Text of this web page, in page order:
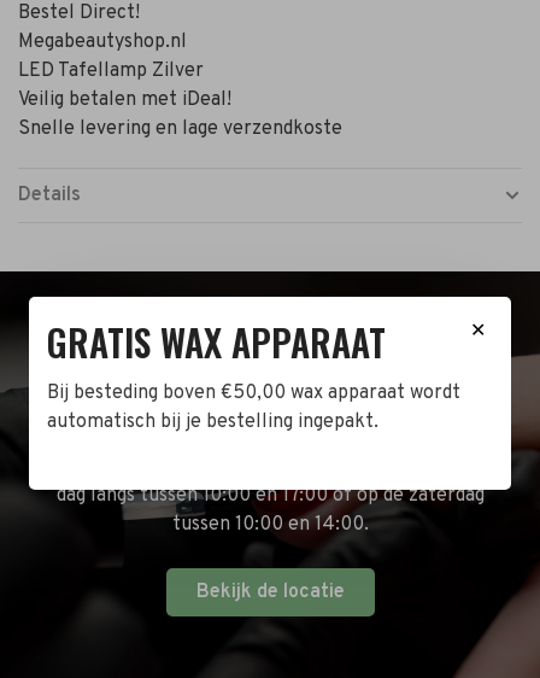
Bestel Direct!
Megabeautyshop.nl
LED Tafellamp Zilver
Veilig betalen met iDeal!
Snelle levering en lage verzendkoste
Details
BEZOEK DE WINKEL!
Naast de online shop hebben wij ook een fysieke
winkel in Zwijndrecht! Het adres is: Antoni van
dag langs tussen 10:00 en 17:00 of op de zaterdag
tussen 10:00 en 14:00.
Bekijk de locatie
✕
GRATIS WAX APPARAAT
Bij besteding boven €50,00 wax apparaat wordt
automatisch bij je bestelling ingepakt.